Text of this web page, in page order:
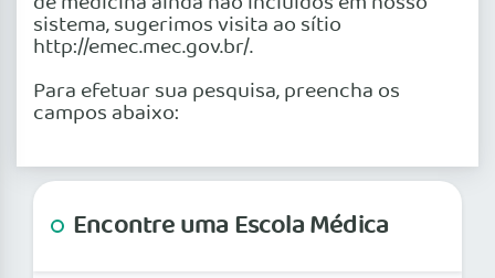
sistema, sugerimos visita ao sítio
http://emec.mec.gov.br/.
Para efetuar sua pesquisa, preencha os
campos abaixo:
Encontre uma Escola Médica